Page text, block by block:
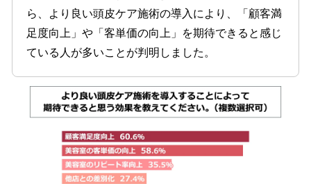
ら、より良い頭皮ケア施術の導入により、「顧客満
足度向上」や「客単価の向上」を期待できると感じ
ている人が多いことが判明しました。